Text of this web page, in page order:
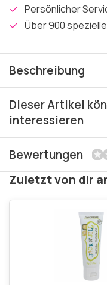
Persönlicher
Über 900
Beschreibung
Dieser Artikel
interessieren
Bewertungen
Zuletzt von dir